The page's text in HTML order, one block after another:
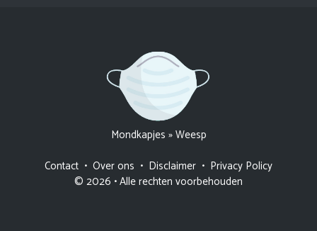
Mondkapjes »Weesp
Contact • Over ons • Disclaimer • Privacy Policy
© 2026 • Alle rechten voorbehouden